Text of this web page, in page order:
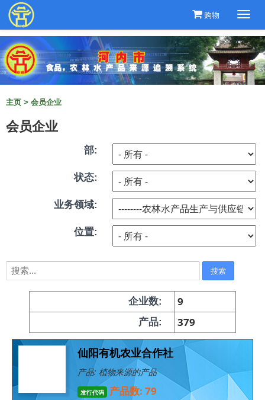
购物
主页 > 会员企业
会员企业
部:
状态:
业务领域:
位置:
企业数: 9
产品: 379
仙阳有机农业合作社
产品: 植物来源的产品
发行代码 产品数: 79